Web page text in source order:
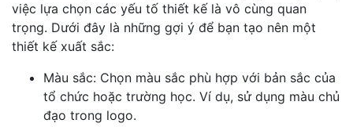
việc lựa chọn các yếu tố thiết kế là vô cùng quan
trọng. Dưới đây là những gợi ý để bạn tạo nên một
thiết kế xuất sắc:
Màu sắc: Chọn màu sắc phù hợp với bản sắc của
tổ chức hoặc trường học. Ví dụ, sử dụng màu chủ
đạo trong logo.